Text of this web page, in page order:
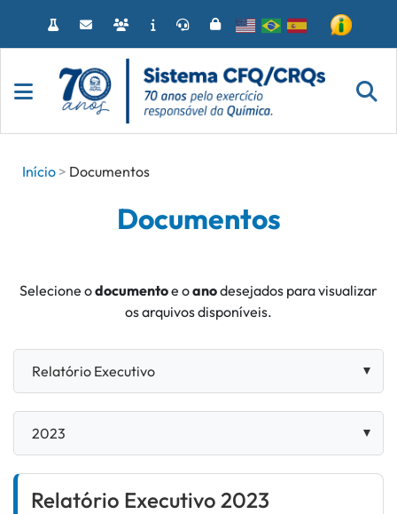
o
Início
Documentos
Documentos
Selecione odocumentoe oanodesejados para visualizar
os arquivos disponíveis.
Relatório Executivo 2023